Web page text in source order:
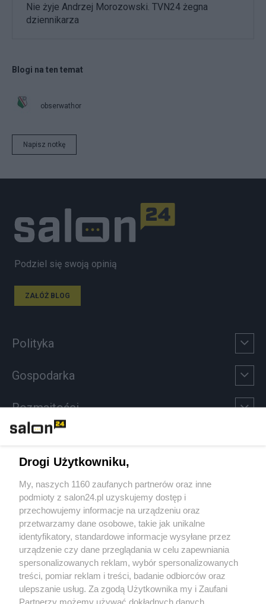
Nie żyje Andrzej Morozowski. TVN24 żegna
dziennikarza
Blogi na ten temat
obserwathor
Napisz notkę
Podziel się swoją opinią
ZAŁÓŻ BLOG
Polityka
Gospodarka
Rozmaitości
Sport
Społeczeństwo
Kultura
X Facebook Instagram Youtube
Drogi Użytkowniku,
My, naszych 1160 zaufanych partnerów oraz inne
podmioty z salon24.pl uzyskujemy dostęp i
przechowujemy informacje na urządzeniu oraz
przetwarzamy dane osobowe, takie jak unikalne
identyfikatory, standardowe informacje wysyłane przez
urządzenie czy dane przeglądania w celu zapewniania
spersonalizowanych reklam, wybór spersonalizowanych
treści, pomiar reklam i treści, badanie odbiorców oraz
ulepszanie usług. Za zgodą Użytkownika my i Zaufani
Partnerzy możemy używać dokładnych danych